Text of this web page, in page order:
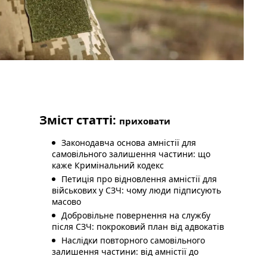
Зміст статті: приховати
Законодавча основа амністії для
самовільного залишення частини: що
каже Кримінальний кодекс
Петиція про відновлення амністії для
військових у СЗЧ: чому люди підписують
масово
Добровільне повернення на службу
після СЗЧ: покроковий план від адвокатів
Наслідки повторного самовільного
залишення частини: від амністії до